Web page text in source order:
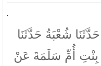
شُعْبَةُ حَدَّثَنَا
بِنْتِ أُمِّ سَلَمَةَ عَنْ